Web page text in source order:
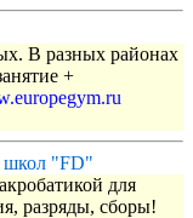
В разных районах
+
школ "FD"
для
разряды, сборы!